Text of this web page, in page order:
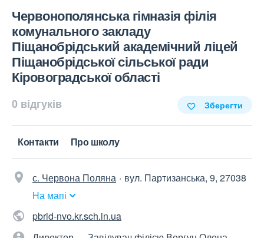
Червонополянська гімназія філія
комунального закладу
Піщанобрідський академічний ліцей
Піщанобрідської сільської ради
Кіровоградської області
0 відгуків Зберегти
Контакти Про школу
с. Червона Поляна
вул. Партизанська, 9, 27038
На мапі
pbrid-nvo.kr.sch.in.ua